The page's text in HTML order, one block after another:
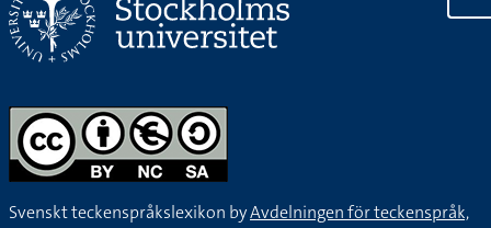
Svenskt teckenspråkslexikon byAvdelningen för teckenspråk,